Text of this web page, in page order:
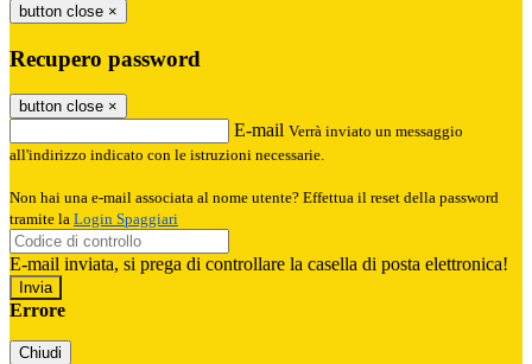
button close ×
Recupero password
button close ×
E-mail Verrà inviato un messaggio
all'indirizzo indicato con le istruzioni necessarie.
Non hai una e-mail associata al nome utente? Effettua il reset della password
tramite la Login Spaggiari
E-mail inviata, si prega di controllare la casella di posta elettronica!
Errore
Chiudi